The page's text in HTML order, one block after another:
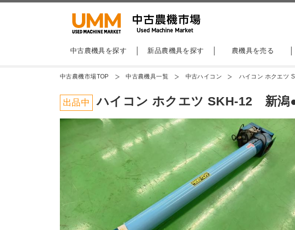
中古農機具を探す 新品農機具を探す 農機具を売る
中古農機市場TOP 中古農機具一覧 中古ハイコン ハイコン ホクエツ
出品中 ハイコン ホクエツ SKH-12 新潟